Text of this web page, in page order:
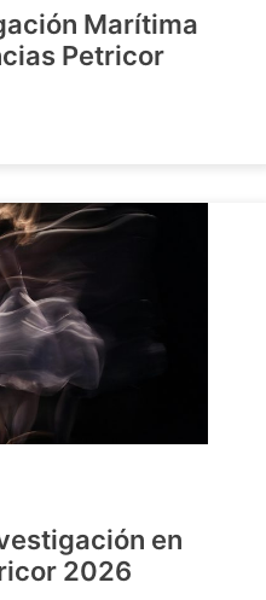
Marítima
Petricor
en
2026